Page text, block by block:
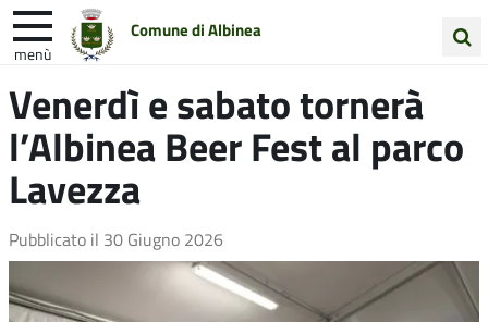
Comune di Albinea
menù
nel
sito
Entra in Comune Vivi Albinea
Unione Colline Matildiche
Venerdì e sabato tornerà
l’Albinea Beer Fest al parco
Lavezza
Pubblicato il 30 Giugno 2026